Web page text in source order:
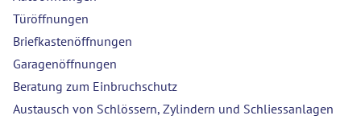
Türöffnungen
Briefkastenöffnungen
Garagenöffnungen
Beratung zum Einbruchschutz
Austausch von Schlössern, Zylindern und Schliessanlagen